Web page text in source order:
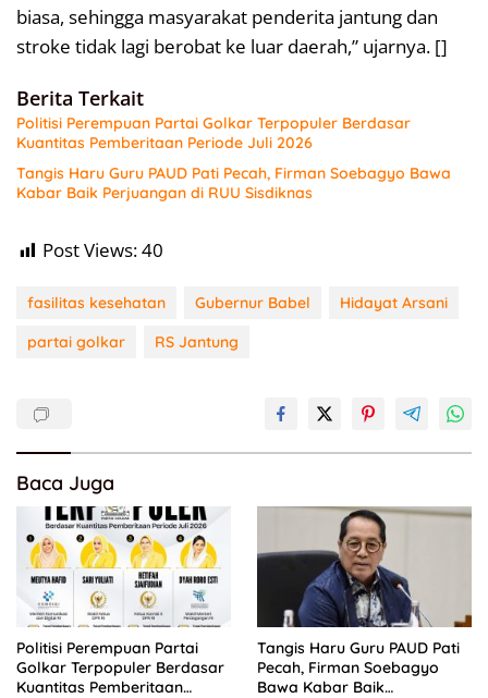
biasa, sehingga masyarakat penderita jantung dan
stroke tidak lagi berobat ke luar daerah,” ujarnya. []
Berita Terkait
Politisi Perempuan Partai Golkar Terpopuler Berdasar
Kuantitas Pemberitaan Periode Juli 2026
Tangis Haru Guru PAUD Pati Pecah, Firman Soebagyo Bawa
Kabar Baik Perjuangan di RUU Sisdiknas
Post Views:40
fasilitas kesehatan Gubernur Babel
Hidayat Arsani
partai golkar
RS Jantung
Baca Juga
Politisi Perempuan Partai
Golkar Terpopuler Berdasar
Kuantitas Pemberitaan
Tangis Haru Guru PAUD Pati
Pecah, Firman Soebagyo
Bawa Kabar Baik